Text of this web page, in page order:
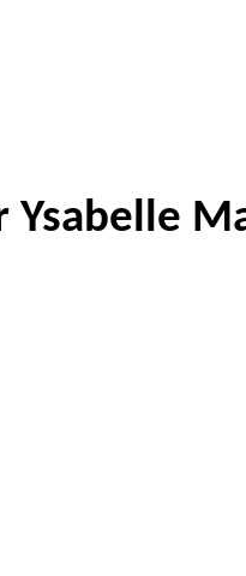
Ysabelle